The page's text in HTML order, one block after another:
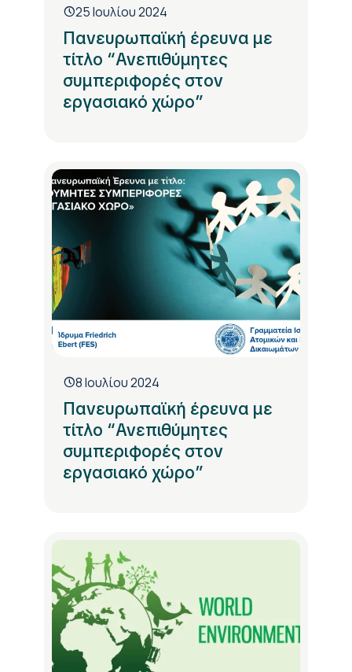
25 Ιουλίου 2024
Πανευρωπαϊκή έρευνα με
τίτλο “Ανεπιθύμητες
συμπεριφορές στον
εργασιακό χώρο”
8 Ιουλίου 2024
Πανευρωπαϊκή έρευνα με
τίτλο “Ανεπιθύμητες
συμπεριφορές στον
εργασιακό χώρο”